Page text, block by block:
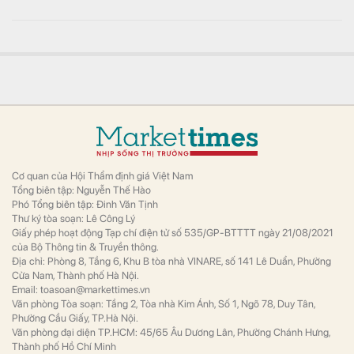
vốn điều lệ của công ty sẽ tăng lên 1.873 tỷ
Mẫu điện thoại Samsung "ít được quảng cáo" nhưng
lại rất đáng mua với người Việt lúc này
Công nghệ
Giữa cơn bão giá hiện tại, sự xuất hiện của
Galaxy S25 FE ở phân khúc giá quanh mốc
13 triệu đồng là lựa chọn phù hợp.
Ông Phạm Nhật Vượng xây công viên câu cá rừng
ngập mặn 800 ha rộng gấp 4 lần ở Singapore